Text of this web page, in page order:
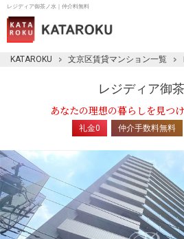
レジディア御茶ノ水｜仲介料無料
KATAROKU 文京区賃貸マンション一覧
レジディア御
あなたの理想の暮らしを見つ
礼金0 仲介手数料無料